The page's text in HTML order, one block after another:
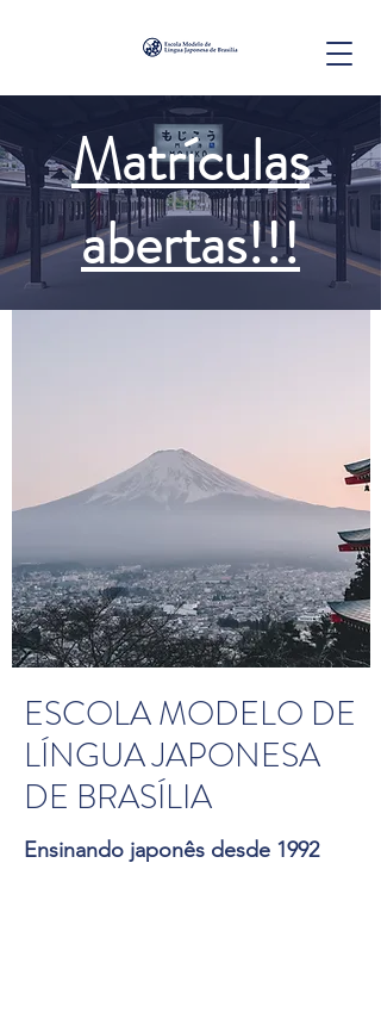
Matrículas
abertas!!!
ESCOLA MODELO DE
LÍNGUA JAPONESA
DE BRASÍLIA
Ensinando japonês desde 1992